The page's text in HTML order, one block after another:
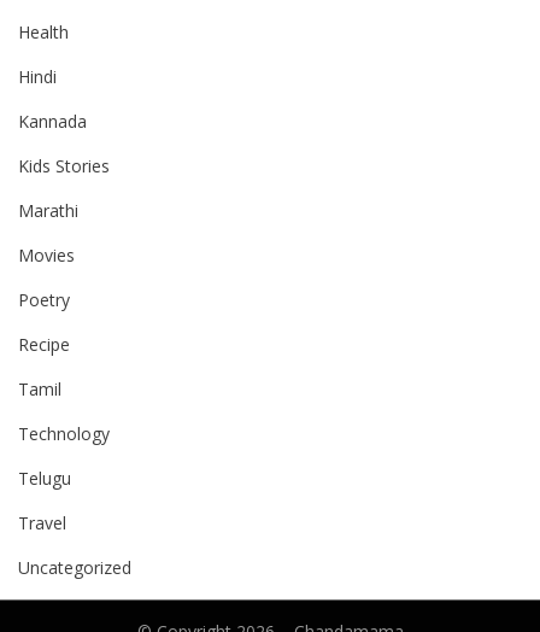
Health
Hindi
Kannada
Kids Stories
Marathi
Movies
Poetry
Recipe
Tamil
Technology
Telugu
Travel
Uncategorized